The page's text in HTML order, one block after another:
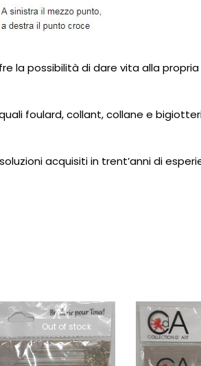
la possibilità di dare vita alla
foulard, collant, collane e
acquisiti in trent’anni di
Out of stock